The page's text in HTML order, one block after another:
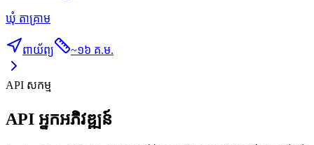
ឃុំ តាគ្រាម
ពាយ័ព្យ ~១៦ គ.ម.
API សកម្ម
API អ្នកអភិវឌ្ឍន៍